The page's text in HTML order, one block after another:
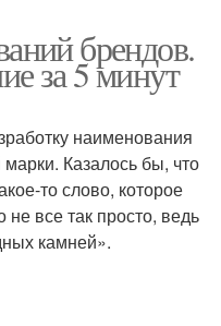
брендов.
за 5 минут
наименования
Казалось бы, что
то слово, которое
все так просто, ведь
камней».